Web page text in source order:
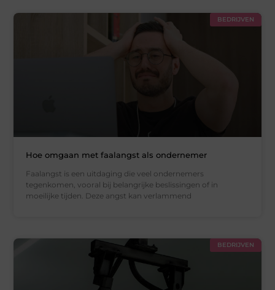
BEDRIJVEN
Hoe omgaan met faalangst als ondernemer
Faalangst is een uitdaging die veel ondernemers
tegenkomen, vooral bij belangrijke beslissingen of in
moeilijke tijden. Deze angst kan verlammend
BEDRIJVEN